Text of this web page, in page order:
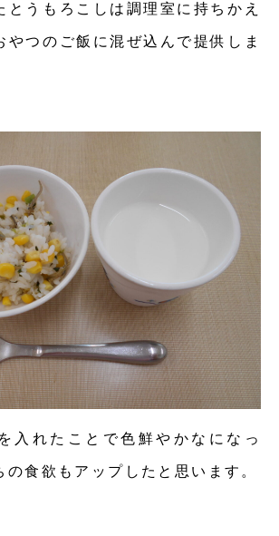
とうもろこしは調理室に持ちかえ
やつのご飯に混ぜ込んで提供しま
入れたことで色鮮やかなになっ
の食欲もアップしたと思います。